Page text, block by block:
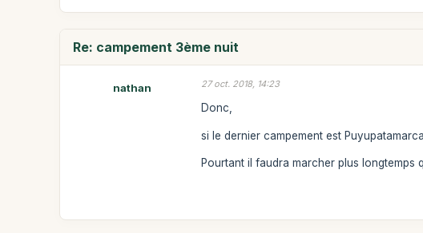
Re: campement 3ème nuit
nathan 27 oct. 2018, 14:23
Donc,
si le dernier campement est
Pourtant il faudra marcher plus longtemps